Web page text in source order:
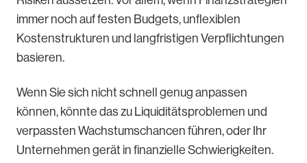
immer noch auf festen Budgets, unflexiblen
Kostenstrukturen und langfristigen Verpflichtungen
basieren.
Wenn Sie sich nicht schnell genug anpassen
können, könnte das zu Liquiditätsproblemen und
verpassten Wachstumschancen führen, oder Ihr
Unternehmen gerät in finanzielle Schwierigkeiten.